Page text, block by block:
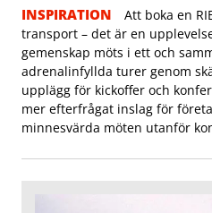
INSPIRATION
Att boka en
transport – det är en
gemenskap möts i ett och
adrenalinfyllda turer genom
upplägg för kickoffer och
mer efterfrågat inslag för
minnesvärda möten utanför